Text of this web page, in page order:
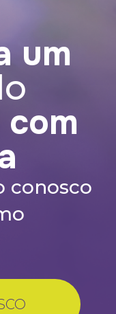
um
com
conosco